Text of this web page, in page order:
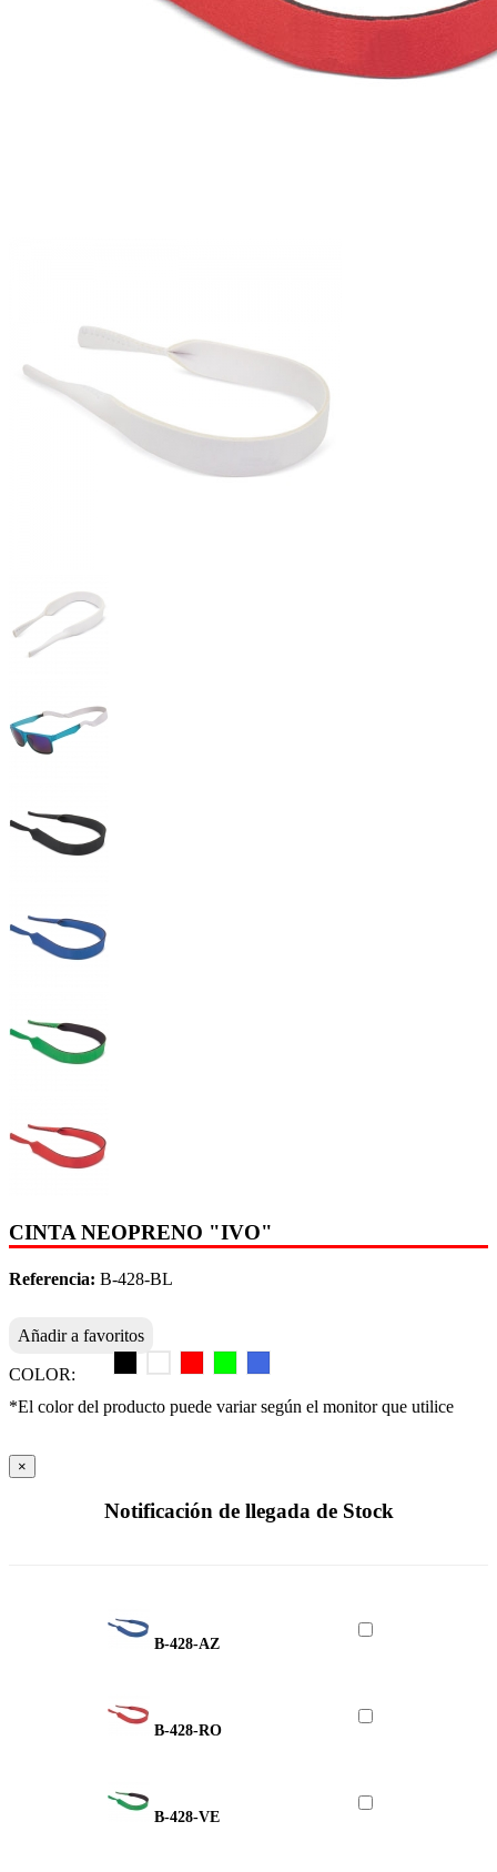
CINTA NEOPRENO "IVO"
Referencia: B-428-BL
Añadir a favoritos
COLOR:
*El color del producto puede variar según el monitor que utilice
×
Notificación de llegada de Stock
B-428-AZ
B-428-RO
B-428-VE